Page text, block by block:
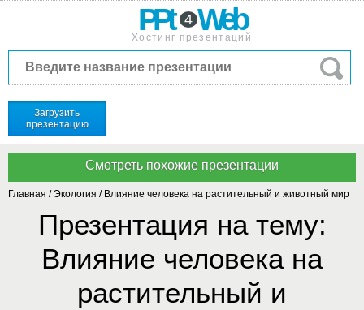
PPt 4 Web
Хостинг презентаций
Загрузить
презентацию
Главная /Экология / Влияние человека на растительный и животный мир
Презентация на тему:
Влияние человека на
растительный и